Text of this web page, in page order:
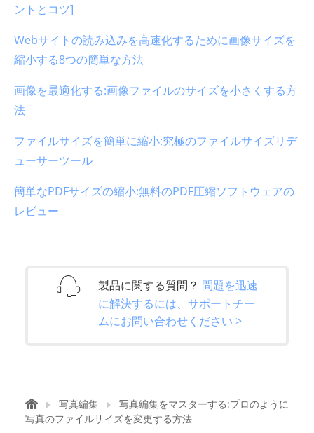
ントとコツ]
Webサイトの読み込みを高速化するために画像サイズを
縮小する8つの簡単な方法
画像を最適化する:画像ファイルのサイズを小さくする方
法
ファイルサイズを簡単に縮小:究極のファイルサイズリデ
ューサーツール
簡単なPDFサイズの縮小:無料のPDF圧縮ソフトウェアの
レビュー
製品に関する質問？ 問題を迅速
に解決するには、サポートチー
ムにお問い合わせください >
写真編集
写真編集をマスターする:プロのように
写真のファイルサイズを変更する方法